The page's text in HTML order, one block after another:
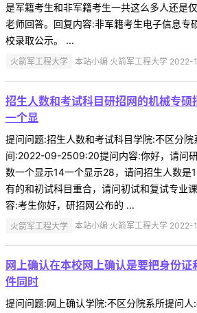
是军籍考生和非军籍考生一共这么多人还是
老师回答。回复内容:非军籍考生电子信息专
校录取公示。 ...
火箭军工程大学 本站小编 火箭军工程大学 2022-
招生人数和考试科目研招网的机械专硕
一个显
提问问题:招生人数和考试科目学院:不区分
间:2022-09-2509:20提问内容:你好，请问
数一个显示14一个显示28，请问招生人数是
有的和初试科目重合，请问初试和复试专业
容:考生你好，研招网公布的 ...
火箭军工程大学 本站小编 火箭军工程大学 2022-
网上确认在本校网上确认是要把身份
件同时
提问问题:网上确认学院:不区分院系所提问